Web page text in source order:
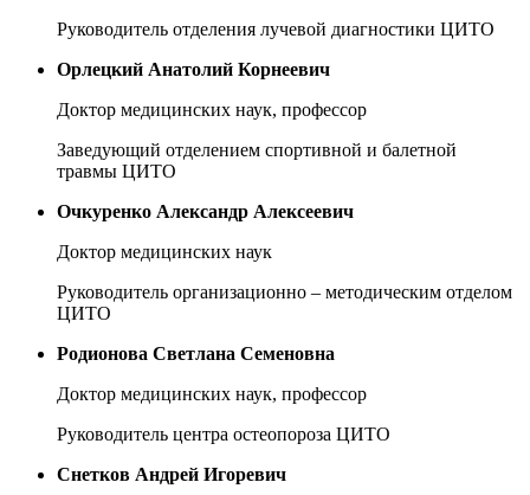
Руководитель отделения лучевой диагностики ЦИТО
Орлецкий Анатолий Корнеевич
Доктор медицинских наук, профессор
Заведующий отделением спортивной и балетной
травмы ЦИТО
Очкуренко Александр Алексеевич
Доктор медицинских наук
Руководитель организационно – методическим отделом
ЦИТО
Родионова Светлана Семеновна
Доктор медицинских наук, профессор
Руководитель центра остеопороза ЦИТО
Снетков Андрей Игоревич